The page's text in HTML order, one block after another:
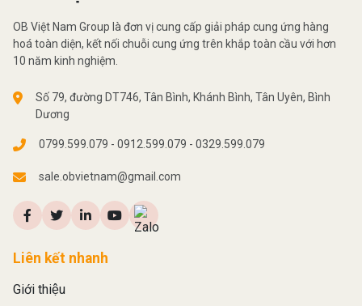
OB Việt Nam Group là đơn vị cung cấp giải pháp cung ứng hàng
hoá toàn diện, kết nối chuỗi cung ứng trên khắp toàn cầu với hơn
10 năm kinh nghiệm.
Số 79, đường DT746, Tân Bình, Khánh Bình, Tân Uyên, Bình
Dương
0799.599.079 - 0912.599.079 - 0329.599.079
sale.obvietnam@gmail.com
Liên kết nhanh
Giới thiệu